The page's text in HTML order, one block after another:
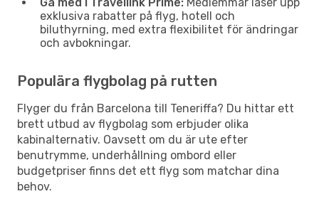
exklusiva rabatter på flyg, hotell och
biluthyrning, med extra flexibilitet för ändringar
och avbokningar.
Populära flygbolag på rutten
Flyger du från Barcelona till Teneriffa? Du hittar ett
brett utbud av flygbolag som erbjuder olika
kabinalternativ. Oavsett om du är ute efter
benutrymme, underhållning ombord eller
budgetpriser finns det ett flyg som matchar dina
behov.